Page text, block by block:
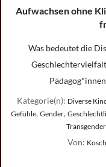
Aufwachsen ohne
Was bedeutet die
Kategorie(n): Diverse
Gefühle, Gender,
Transgender
Von: